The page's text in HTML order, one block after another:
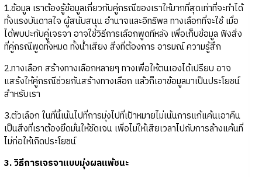
1.ข้อมูล เราต้องรู้ข้อมูลเกี่ยวกับคู่กรณีของเราให้มากที่สุดเท่าที่จะทำได้
ทั้งแรงบันดาลใจ ผู้สนับสนุน อำนาจและอิทธิพล ทางเลือกที่จะใช้ เมื่อ
ได้พบปะกับคู่เจรจา อาจใช้วิธีการเลือกพูดทีหลัง เพื่อเก็บข้อมูล ฟังสิ่ง
ที่คู่กรณีพูดทั้งหมด ทั้งน้ำเสียง สิ่งที่ต้องการ อารมณ์ ความรู้สึก
2.ทางเลือก สร้างทางเลือกหลายๆ ทางเพื่อให้ตนเองได้เปรียบ อาจ
แสร้งให้คู่กรณีช่วยกันสร้างทางเลือก แล้วก็เอาข้อมูลมาเป็นประโยชน์
สำหรับเรา
3.ตัวเลือก ในที่นี้เน้นไปที่การมุ่งไปที่เป้าหมายไม่เน้นการแก้แค้นเอาคืน
เป็นสิ่งที่เราต้องยึดมั่นให้ชัดเจน เพื่อไม่ให้เสียเวลาไปกับการล้างแค้นที่
ไม่ก่อให้เกิดประโยชน์
3. วิธีการเจรจาแบบมุ่งผลแพ้ชนะ